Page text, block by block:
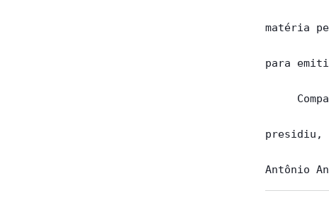
matéria
para
presidiu,